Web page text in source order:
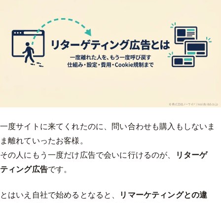
一度サイトに来てくれたのに、問い合わせも購入もしないま
ま離れていったお客様。
その人にもう一度だけ広告で会いに行けるのが、
リターゲ
ティング広告です。
とはいえ自社で始めるとなると、
リマーケティングとの違